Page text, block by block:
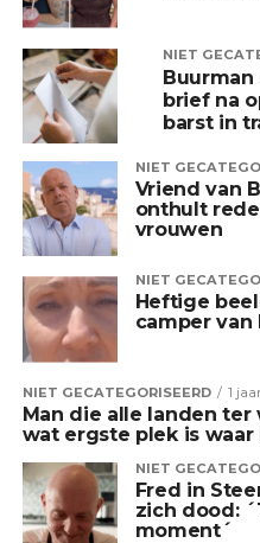
NIET
brief na
barst in
NIET
Vriend van
onthult
vrouwen
NIET
Heftige
camper
NIET GECATEGORISEERD 1
Man die alle landen
wat ergste plek is
NIET
Fred in
zich dood:
moment´